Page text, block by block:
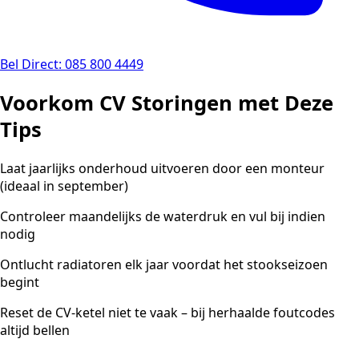
Bel Direct: 085 800 4449
Voorkom CV Storingen met Deze
Tips
Laat jaarlijks onderhoud uitvoeren door een monteur
(ideaal in september)
Controleer maandelijks de waterdruk en vul bij indien
nodig
Ontlucht radiatoren elk jaar voordat het stookseizoen
begint
Reset de CV-ketel niet te vaak – bij herhaalde foutcodes
altijd bellen